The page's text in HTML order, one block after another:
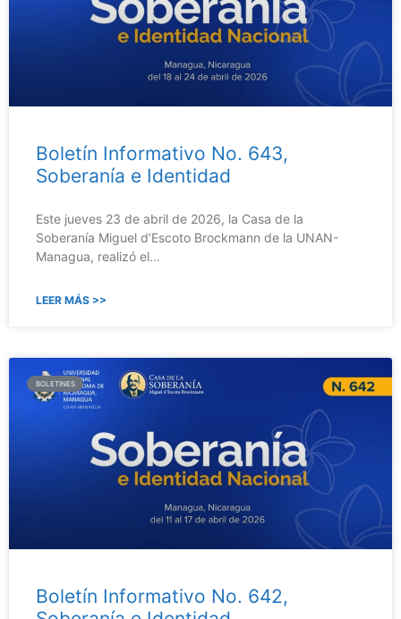
Boletín Informativo No. 643,
Soberanía e Identidad
Este jueves 23 de abril de 2026, la Casa de la
Soberanía Miguel d’Escoto Brockmann de la UNAN-
Managua, realizó el…
LEER MÁS >>
BOLETINES
Boletín Informativo No. 642,